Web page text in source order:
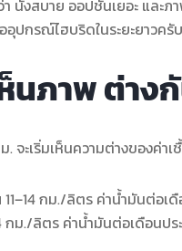
นั่งสบาย ออปชันเยอะ แล
อุปกรณ์ไฮบริดในระยะยาวครับ
นภาพ ต่าง
จะเริ่มเห็นความต่างของค่า
กม./ลิตร ค่าน้ำมันต่อ
กม./ลิตร ค่าน้ำมันต่อเดือนป